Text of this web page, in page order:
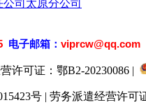
司太原分公司
电子邮箱： viprcw@qq.com
许可证：鄂B2-20230086 |
号 | 劳务派遣经营许可